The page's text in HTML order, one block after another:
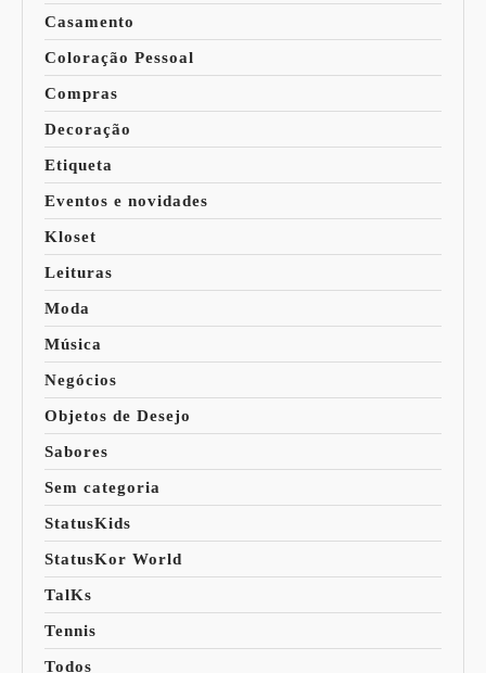
Casamento
Coloração Pessoal
Compras
Decoração
Etiqueta
Eventos e novidades
Kloset
Leituras
Moda
Música
Negócios
Objetos de Desejo
Sabores
Sem categoria
StatusKids
StatusKor World
TalKs
Tennis
Todos